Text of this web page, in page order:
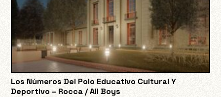
Los Números Del Polo Educativo Cultural Y
Deportivo – Rocca / All Boys